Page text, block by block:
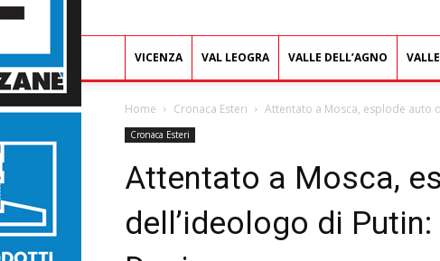
VICENZA VAL LEOGRA VALLE DELL’AGNO
Home Cronaca Esteri Attentato a Mosca, esplode auto
Cronaca Esteri
Attentato a Mosca,
dell’ideologo di